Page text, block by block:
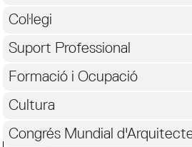
Col·legi
Suport Professional
Formació i Ocupació
Cultura
Congrés Mundial